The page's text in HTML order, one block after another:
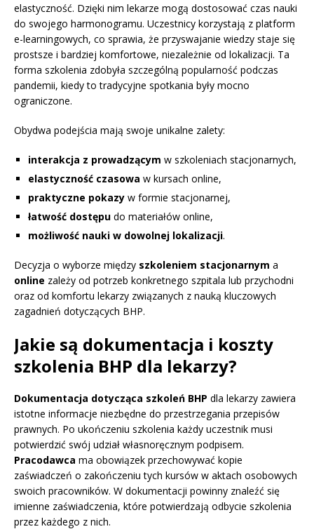
elastyczność. Dzięki nim lekarze mogą dostosować czas nauki
do swojego harmonogramu. Uczestnicy korzystają z platform
e-learningowych, co sprawia, że przyswajanie wiedzy staje się
prostsze i bardziej komfortowe, niezależnie od lokalizacji. Ta
forma szkolenia zdobyła szczególną popularność podczas
pandemii, kiedy to tradycyjne spotkania były mocno
ograniczone.
Obydwa podejścia mają swoje unikalne zalety:
interakcja z prowadzącym w szkoleniach stacjonarnych,
elastyczność czasowa w kursach online,
praktyczne pokazy w formie stacjonarnej,
łatwość dostępu do materiałów online,
możliwość nauki w dowolnej lokalizacji.
Decyzja o wyborze między szkoleniem stacjonarnym a
online zależy od potrzeb konkretnego szpitala lub przychodni
oraz od komfortu lekarzy związanych z nauką kluczowych
zagadnień dotyczących BHP.
Jakie są dokumentacja i koszty
szkolenia BHP dla lekarzy?
Dokumentacja dotycząca szkoleń BHP dla lekarzy zawiera
istotne informacje niezbędne do przestrzegania przepisów
prawnych. Po ukończeniu szkolenia każdy uczestnik musi
potwierdzić swój udział własnoręcznym podpisem.
Pracodawca ma obowiązek przechowywać kopie
zaświadczeń o zakończeniu tych kursów w aktach osobowych
swoich pracowników. W dokumentacji powinny znaleźć się
imienne zaświadczenia, które potwierdzają odbycie szkolenia
przez każdego z nich.